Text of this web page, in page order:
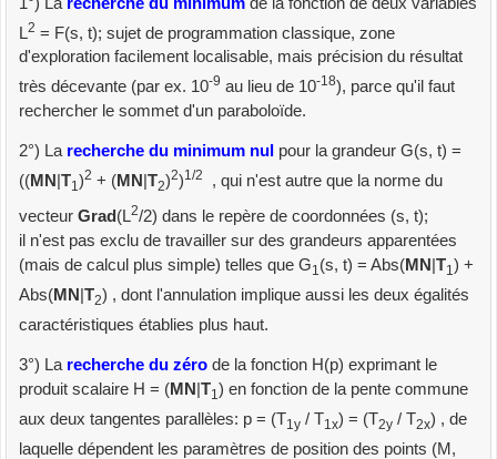
L2 = F(s, t); sujet de programmation classique, zone
d'exploration facilement localisable, mais précision du résultat
très décevante (par ex. 10-9 au lieu de 10-18), parce qu'il faut
rechercher le sommet d'un paraboloïde.
2°) La recherche du minimum nul pour la grandeur G(s, t) =
((MN T1)2 + (MN T2)2)1/2
, qui n'est autre que la norme du
vecteur Grad (L2/2) dans le repère de coordonnées (s, t);
il n'est pas exclu de travailler sur des grandeurs apparentées
(mais de calcul plus simple) telles que G1 (s, t) = Abs(MN T1 ) +
Abs(MN T2) , dont l'annulation implique aussi les deux égalités
caractéristiques établies plus haut.
3°) La recherche du zéro de la fonction H(p) exprimant le
produit scalaire H = (MN T1 ) en fonction de la pente commune
aux deux tangentes parallèles: p = (T1y / T1x) = (T2y / T2x) , de
laquelle dépendent les paramètres de position des points (M,